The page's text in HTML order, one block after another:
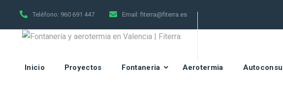
Teléfono: 960 691 447 Email: fiterra@fiterra.es
Inicio Proyectos Fontaneria Aerotermia